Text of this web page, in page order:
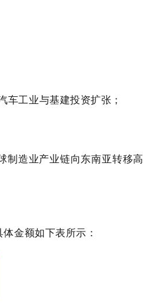
工业与基建投资扩张；
制造业产业链向东南亚转移高
金额如下表所示：